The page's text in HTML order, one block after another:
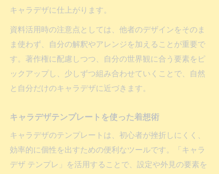
キャラデザに仕上がります。
資料活用時の注意点としては、他者のデザインをそのま
ま使わず、自分の解釈やアレンジを加えることが重要で
す。著作権に配慮しつつ、自分の世界観に合う要素をピ
ックアップし、少しずつ組み合わせていくことで、自然
と自分だけのキャラデザに近づきます。
キャラデザテンプレートを使った着想術
キャラデザのテンプレートは、初心者が挫折しにくく、
効率的に個性を出すための便利なツールです。「キャラ
デザ テンプレ」を活用することで、設定や外見の要素を